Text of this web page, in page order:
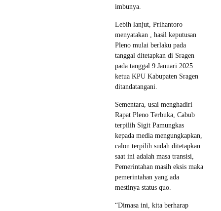
imbunya.
Lebih lanjut, Prihantoro
menyatakan , hasil keputusan
Pleno mulai berlaku pada
tanggal ditetapkan di Sragen
pada tanggal 9 Januari 2025
ketua KPU Kabupaten Sragen
ditandatangani.
Sementara, usai menghadiri
Rapat Pleno Terbuka, Cabub
terpilih Sigit Pamungkas
kepada media mengungkapkan,
calon terpilih sudah ditetapkan
saat ini adalah masa transisi,
Pemerintahan masih eksis maka
pemerintahan yang ada
mestinya status quo.
“Dimasa ini, kita berharap